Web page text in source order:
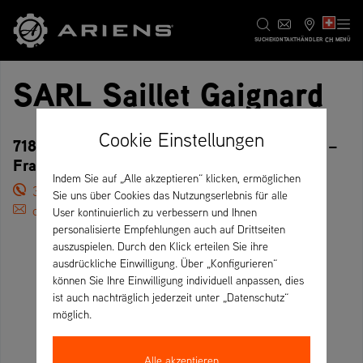
SUCHEKONTAKTHÄNDLER CH MENÜ
SARL Saillet Gaignard
718 avenue de Savoie, 74250 Viuz en Sallaz –
Frankreich
33 04 50 36 81 16
compta@bricoproviuz.fr
Cookie Einstellungen
Indem Sie auf „Alle akzeptieren“ klicken, ermöglichen
Sie uns über Cookies das Nutzungserlebnis für alle
User kontinuierlich zu verbessern und Ihnen
personalisierte Empfehlungen auch auf Drittseiten
auszuspielen. Durch den Klick erteilen Sie ihre
ausdrückliche Einwilligung. Über „Konfigurieren“
können Sie Ihre Einwilligung individuell anpassen, dies
ist auch nachträglich jederzeit unter „Datenschutz“
möglich.